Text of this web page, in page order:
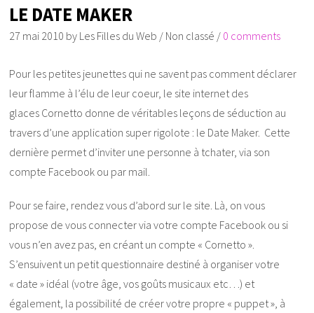
LE DATE MAKER
27 mai 2010 by Les Filles du Web / Non classé / 0 comments
Pour les petites jeunettes qui ne savent pas comment déclarer
leur flamme à l’élu de leur coeur, le site internet des
glaces Cornetto donne de véritables leçons de séduction au
travers d’une application super rigolote : le Date Maker. Cette
dernière permet d’inviter une personne à tchater, via son
compte Facebook ou par mail.
Pour se faire, rendez vous d’abord sur le site. Là, on vous
propose de vous connecter via votre compte Facebook ou si
vous n’en avez pas, en créant un compte « Cornetto ».
S’ensuivent un petit questionnaire destiné à organiser votre
« date » idéal (votre âge, vos goûts musicaux etc…) et
également, la possibilité de créer votre propre « puppet », à